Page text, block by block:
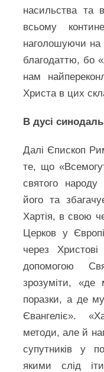
насильства та
всьому
наголошуючи на
благодаттю, бо
нам
Христа в цих
В дусі
Далі Єпископ
те, що
святого
його та
Хартія, в свою
Церков у
через
допомогою
зрозуміти,
поразки, а де
Євангеліє».
методи, але й
супутників у
якими слід